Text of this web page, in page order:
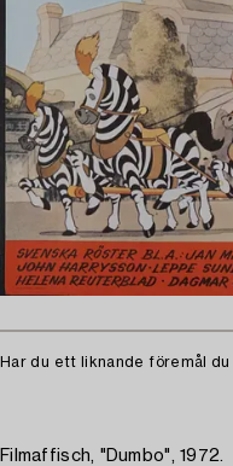
Har du ett liknande föremål
Filmaffisch, "Dumbo", 1972.